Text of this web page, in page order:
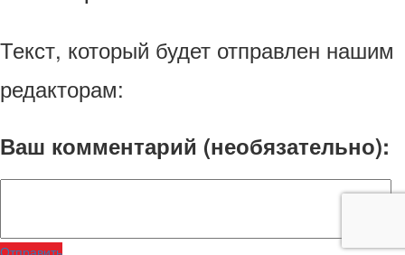
Текст, который будет отправлен нашим
редакторам:
Ваш комментарий (необязательно):
Отправить